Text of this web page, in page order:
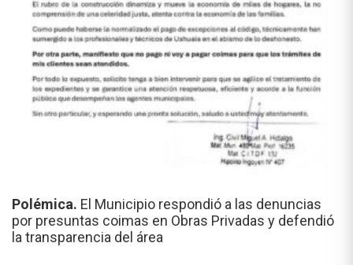
Polémica. El Municipio respondió a las denuncias
por presuntas coimas en Obras Privadas y defendió
la transparencia del área